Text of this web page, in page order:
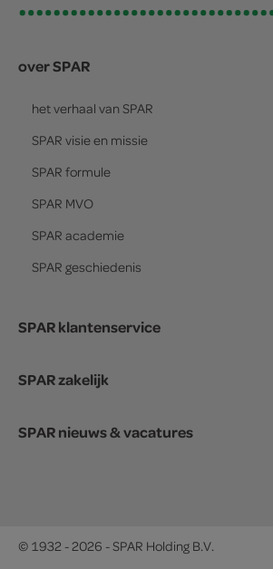
over SPAR
het verhaal van SPAR
SPAR visie en missie
SPAR formule
SPAR MVO
SPAR academie
SPAR geschiedenis
SPAR klantenservice
SPAR zakelijk
SPAR nieuws & vacatures
© 1932 - 2026 - SPAR Holding B.V.